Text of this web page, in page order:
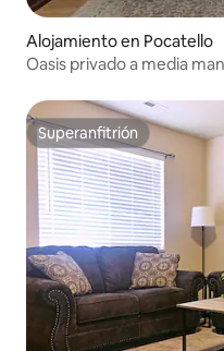
Alojamiento en Pocatello
Oasis privado a media
Superanfitrión
Superanfitrión